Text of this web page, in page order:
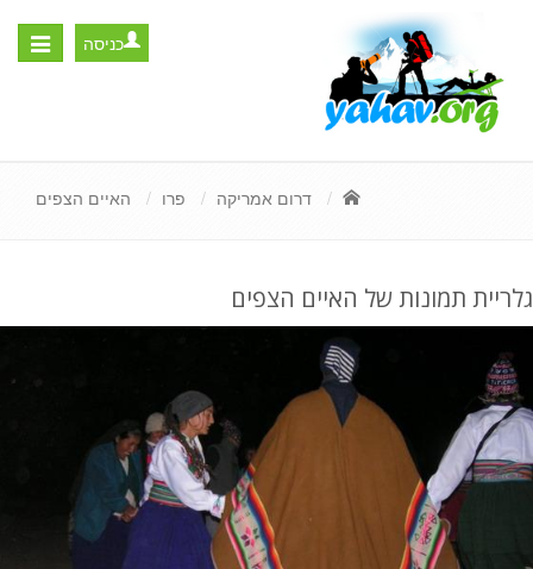
Toggle
כניסה
דרום אמריקה פרו האיים הצפים
גלריית תמונות של האיים הצפים